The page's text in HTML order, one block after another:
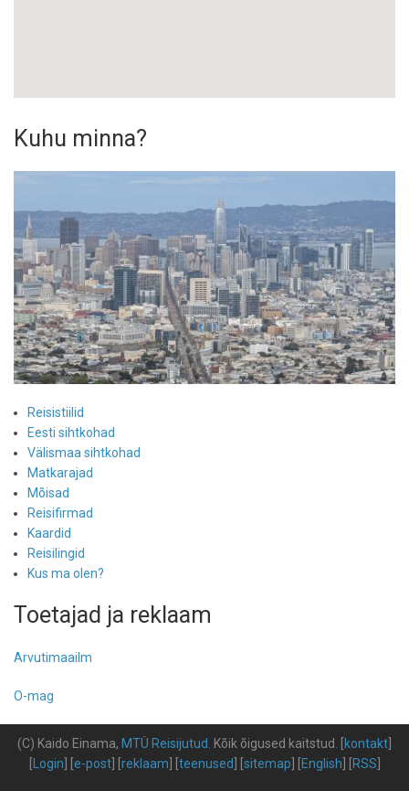
Kuhu minna?
Reisistiilid
Eesti sihtkohad
Välismaa sihtkohad
Matkarajad
Mõisad
Reisifirmad
Kaardid
Reisilingid
Kus ma olen?
Toetajad ja reklaam
Arvutimaailm
O-mag
(C) Kaido Einama, MTÜ Reisijutud Kõik õigused kaitstud kontakt
Login e-post] [ reklaam teenused sitemap English RSS